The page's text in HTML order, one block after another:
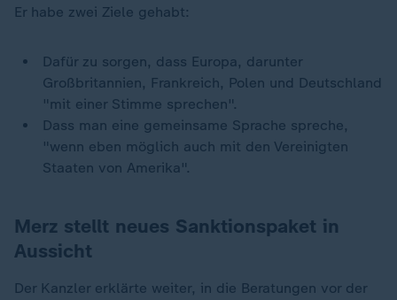
Er habe zwei Ziele gehabt:
Dafür zu sorgen, dass Europa, darunter
Großbritannien, Frankreich, Polen und Deutschland
"mit einer Stimme sprechen".
Dass man eine gemeinsame Sprache spreche,
"wenn eben möglich auch mit den Vereinigten
Staaten von Amerika".
Merz stellt neues Sanktionspaket in
Aussicht
Der Kanzler erklärte weiter, in die Beratungen vor der